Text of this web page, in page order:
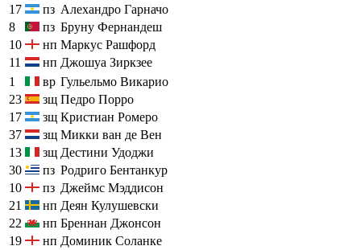
17
пз Алехандро Гарначо
8
пз Бруну Фернандеш
10
нп Маркус Рашфорд
11
нп Джошуа Зиркзее
1
вр Гульельмо Викарио
23
зщ Педро Порро
17
зщ Кристиан Ромеро
37
зщ Микки ван де Вен
13
зщ Дестини Удоджи
30
пз Родриго Бентанкур
10
пз Джеймс Мэддисон
21
нп Деян Кулушевски
22
нп Бреннан Джонсон
19
нп Доминик Соланке